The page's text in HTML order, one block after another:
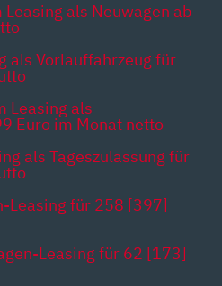
als Neuwagen ab
als Vorlauffahrzeug für
Leasing als
Euro im Monat netto
als Tageszulassung für
Leasing für 258 [397]
Leasing für 62 [173]